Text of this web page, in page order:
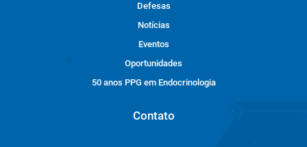
Defesas
Notícias
Eventos
Oportunidades
50 anos PPG em Endocrinologia
Contato